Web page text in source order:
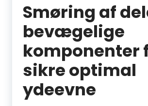
Smøring af
bevægelige
komponenter
sikre optimal
ydeevne